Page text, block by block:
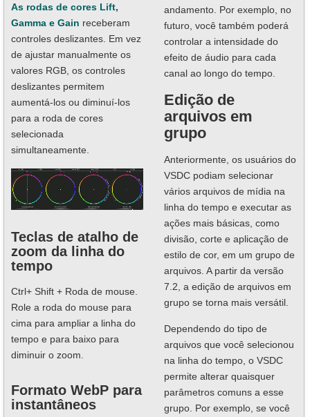
As rodas de cores Lift,
Gamma e Gain receberam
controles deslizantes. Em vez
de ajustar manualmente os
valores RGB, os controles
deslizantes permitem
aumentá-los ou diminuí-los
para a roda de cores
selecionada
simultaneamente.
Teclas de atalho de
zoom da linha do
tempo
Ctrl+ Shift + Roda de mouse.
Role a roda do mouse para
cima para ampliar a linha do
tempo e para baixo para
diminuir o zoom.
Formato WebP para
instantâneos
andamento. Por exemplo, no
futuro, você também poderá
controlar a intensidade do
efeito de áudio para cada
canal ao longo do tempo.
Edição de
arquivos em
grupo
Anteriormente, os usuários do
VSDC podiam selecionar
vários arquivos de mídia na
linha do tempo e executar as
ações mais básicas, como
divisão, corte e aplicação de
estilo de cor, em um grupo de
arquivos. A partir da versão
7.2, a edição de arquivos em
grupo se torna mais versátil.
Dependendo do tipo de
arquivos que você selecionou
na linha do tempo, o VSDC
permite alterar quaisquer
parâmetros comuns a esse
grupo. Por exemplo, se você